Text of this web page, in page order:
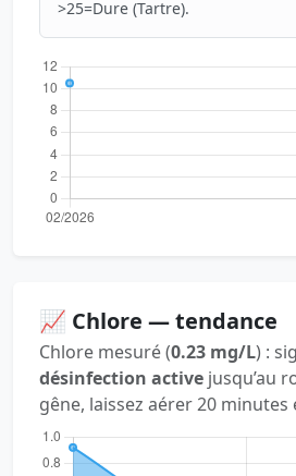
>25=Dure (Tartre).
📈 Chlore — tendance
Chlore mesuré (0.23 mg/L) :
désinfection active jusqu’au
gêne, laissez aérer 20 minutes